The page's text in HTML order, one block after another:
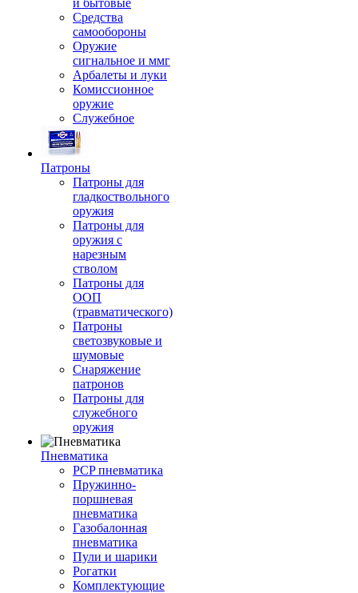
и бытовые
Средства
самообороны
Оружие
сигнальное и ммг
Арбалеты и луки
Комиссионное
оружие
Служебное
Патроны
Патроны для
гладкоствольного
оружия
Патроны для
оружия с
нарезным
стволом
Патроны для
ООП
(травматического)
Патроны
светозвуковые и
шумовые
Снаряжение
патронов
Патроны для
служебного
оружия
Пневматика
PCP пневматика
Пружинно-
поршневая
пневматика
Газобалонная
пневматика
Пули и шарики
Рогатки
Комплектующие